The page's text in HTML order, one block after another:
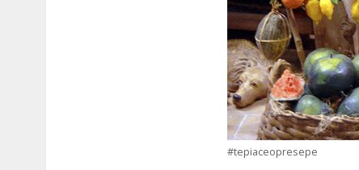
#tepiaceopresepe